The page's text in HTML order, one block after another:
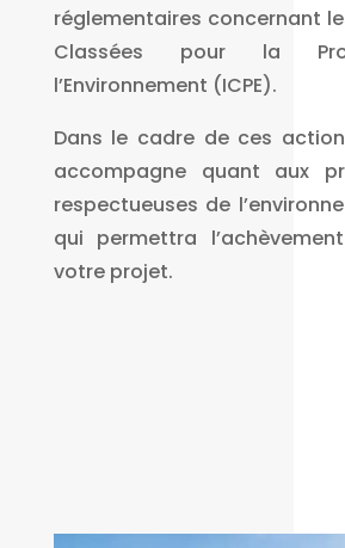
réglementaires concernant
Classées pour la
l’Environnement (ICPE).
Dans le cadre de ces
accompagne quant aux
respectueuses de
qui permettra
votre projet.